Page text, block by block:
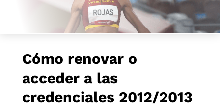
Cómo renovar o
acceder a las
credenciales 2012/2013